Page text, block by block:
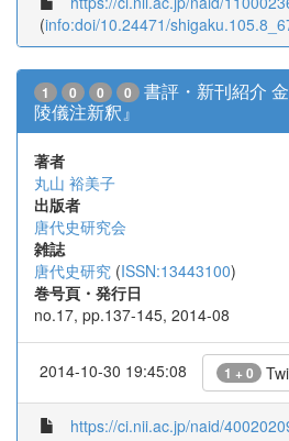
(info:doi/10.24471/
1 0 0 0
書評・新刊紹介
陵儀注新釈』
著者
丸山 裕美子
出版者
唐代史研究会
雑誌
唐代史研究 (ISSN:13443100)
巻号頁・発行日
no.17, pp.137-145, 2014-08
2014-10-30 19:45:08 1 + 0
https://ci.nii.ac.jp/naid/